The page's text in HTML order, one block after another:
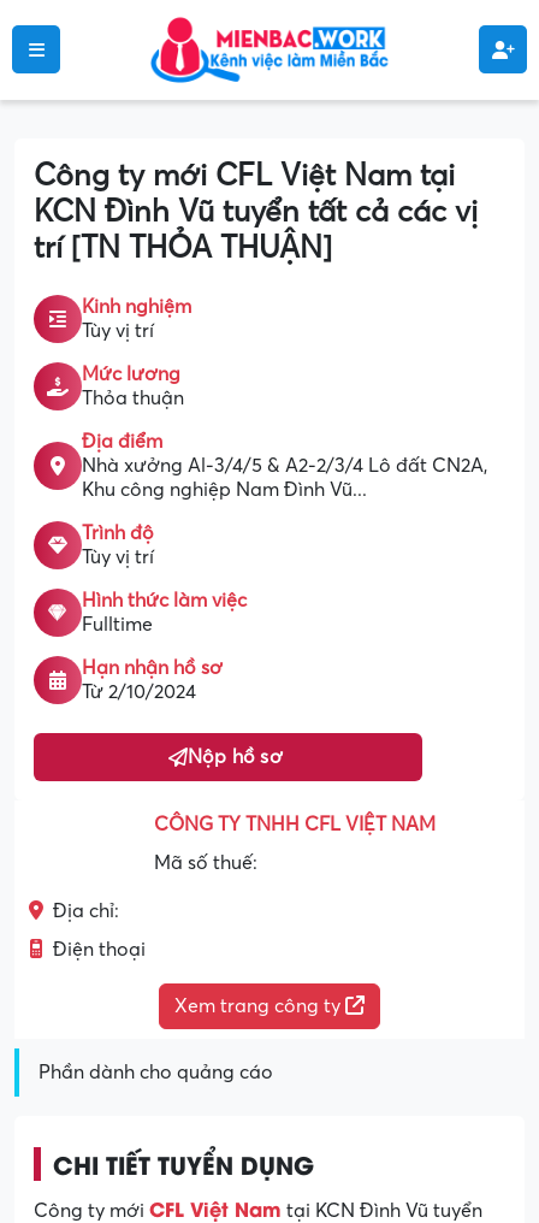
Công ty mới CFL Việt Nam tại
KCN Đình Vũ tuyển tất cả các vị
trí [TN THỎA THUẬN]
Kinh nghiệm
Tùy vị trí
Mức lương
Thỏa thuận
Địa điểm
Nhà xưởng Al-3/4/5 & A2-2/3/4 Lô đất CN2A,
Khu công nghiệp Nam Đình Vũ...
Trình độ
Tùy vị trí
Hình thức làm việc
Fulltime
Hạn nhận hồ sơ
Từ 2/10/2024
Nộp hồ sơ
CÔNG TY TNHH CFL VIỆT NAM
Mã số thuế:
Địa chỉ:
Điện thoại
Xem trang công ty
Phần dành cho quảng cáo
CHI TIẾT TUYỂN DỤNG
Công ty mới CFL Việt Nam tại KCN Đình Vũ tuyển